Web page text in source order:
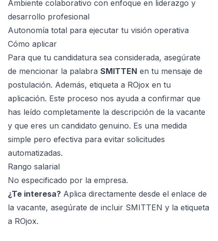
Ambiente colaborativo con enfoque en liderazgo y
desarrollo profesional
Autonomía total para ejecutar tu visión operativa
Cómo aplicar
Para que tu candidatura sea considerada, asegúrate
de mencionar la palabra SMITTEN en tu mensaje de
postulación. Además, etiqueta a ROjox en tu
aplicación. Este proceso nos ayuda a confirmar que
has leído completamente la descripción de la vacante
y que eres un candidato genuino. Es una medida
simple pero efectiva para evitar solicitudes
automatizadas.
Rango salarial
No especificado por la empresa.
¿Te interesa? Aplica directamente desde el enlace de
la vacante, asegúrate de incluir SMITTEN y la etiqueta
a ROjox.